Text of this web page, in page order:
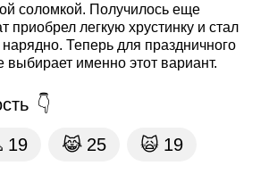
соломкой. Получилось еще
приобрел легкую хрустинку и стал
Теперь для праздничного
выбирает именно этот вариант.
19 😹 25 🙀 19